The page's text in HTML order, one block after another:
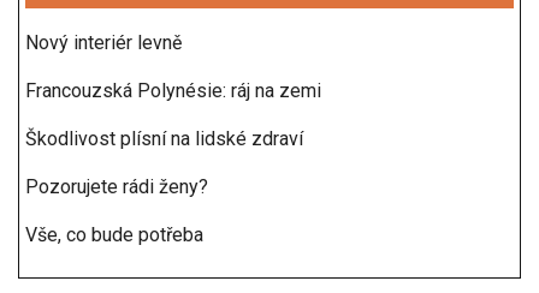
Nový interiér levně
Francouzská Polynésie: ráj na zemi
Škodlivost plísní na lidské zdraví
Pozorujete rádi ženy?
Vše, co bude potřeba